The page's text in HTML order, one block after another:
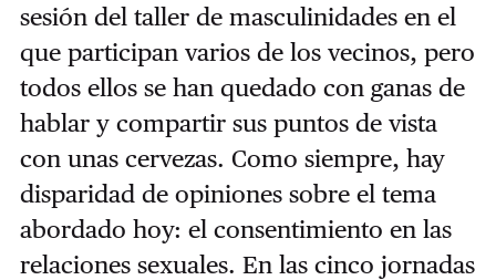
sesión del taller de masculinidades en el
que participan varios de los vecinos, pero
todos ellos se han quedado con ganas de
hablar y compartir sus puntos de vista
con unas cervezas. Como siempre, hay
disparidad de opiniones sobre el tema
abordado hoy: el consentimiento en las
relaciones sexuales. En las cinco jornadas